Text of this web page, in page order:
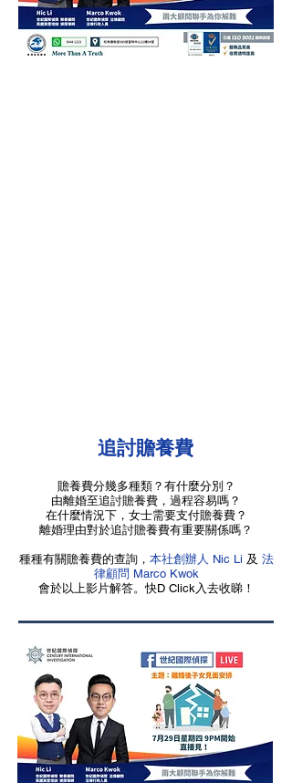
追討贍養費
贍養費分幾多種類？有什麼分別？
由離婚至追討贍養費，過程容易嗎？
在什麼情況下，女士需要支付贍養費？
離婚理由對於追討贍養費有重要關係嗎？
種種有關贍養費的查詢， 本社創辦人 Nic Li 及 法
律顧問 Marco Kwok
會於以上影片解答。快D Click入去收睇！